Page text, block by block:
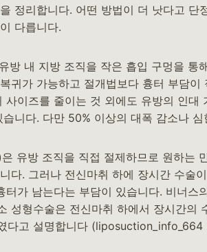
정리합니다. 어떤 방법이 더 낫다고 단
다릅니다.
방 내 지방 조직을 작은 흡입 구멍을 통
귀가 가능하고 절개법보다 흉터 부담
사이즈를 줄이는 것 외에도 유방의 인대
니다. 다만 50% 이상의 대폭 감소나
은 유방 조직을 직접 절제하므로 원하는
다. 그러나 전신마취 하에 장시간 수술
터가 남는다는 부담이 있습니다. 비너스
성형수술은 전신마취 하에서 장시간의
다고 설명합니다 (liposuction_info_664